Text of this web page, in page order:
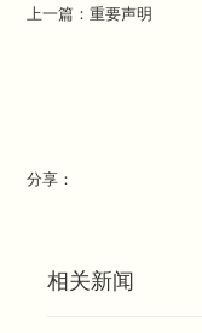
上一篇：重要声明
分享：
相关新闻